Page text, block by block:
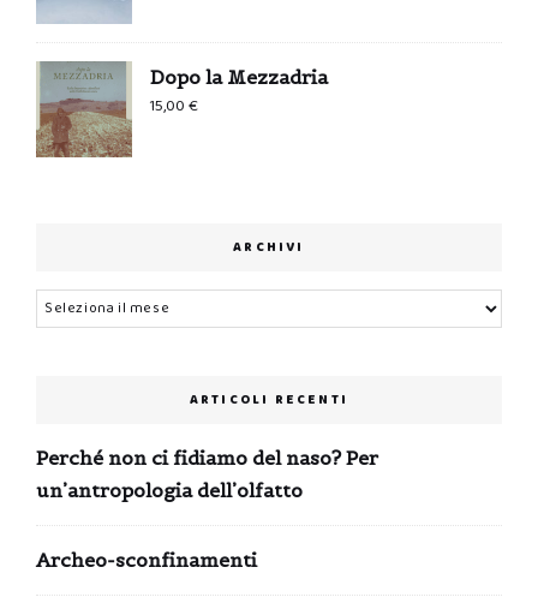
Dopo la Mezzadria
15,00€
ARCHIVI
Archivi
ARTICOLI RECENTI
Perché non ci fidiamo del naso? Per
un’antropologia dell’olfatto
Archeo-sconfinamenti